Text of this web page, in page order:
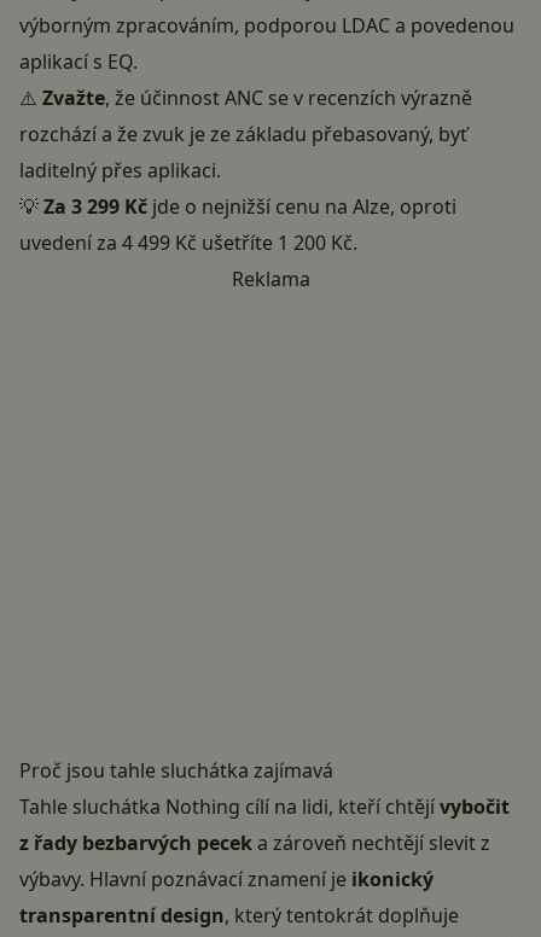
výborným zpracováním, podporou LDAC a povedenou
aplikací s EQ.
⚠️ Zvažte, že účinnost ANC se v recenzích výrazně
rozchází a že zvuk je ze základu přebasovaný, byť
laditelný přes aplikaci.
💡Za 3 299 Kč jde o nejnižší cenu na Alze, oproti
uvedení za 4 499 Kč ušetříte 1 200 Kč.
Reklama
Proč jsou tahle sluchátka zajímavá
Tahle sluchátka Nothing cílí na lidi, kteří chtějívybočit
z řady bezbarvých peceka zároveň nechtějí slevit z
výbavy. Hlavní poznávací znamení je ikonický
transparentní design, který tentokrát doplňuje